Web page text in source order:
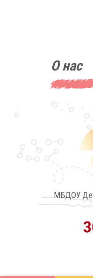
О нас
МБДОУ